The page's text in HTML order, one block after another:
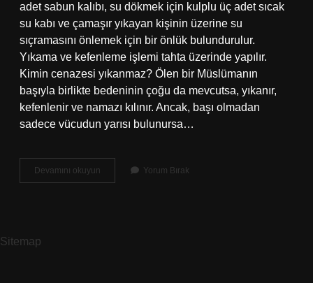
adet sabun kalıbı, su dökmek için kulplu üç adet sıcak
su kabı ve çamaşır yıkayan kişinin üzerine su
sıçramasını önlemek için bir önlük bulundurulur.
Yıkama ve kefenleme işlemi tahta üzerinde yapılır.
Kimin cenazesi yıkanmaz? Ölen bir Müslümanın
başıyla birlikte bedeninin çoğu da mevcutsa, yıkanır,
kefenlenir ve namazı kılınır. Ancak, başı olmadan
sadece vücudun yarısı bulunursa…
Devamını okuyun
Cenaze
Yorum Bırak
Sitemap